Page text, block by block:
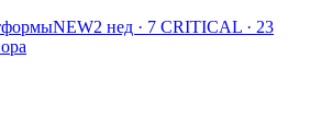
NEW2 нед · 7 CRITICAL · 23